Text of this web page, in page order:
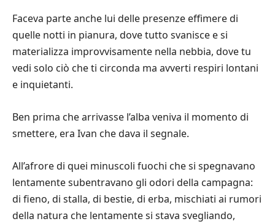
Faceva parte anche lui delle presenze effimere di
quelle notti in pianura, dove tutto svanisce e si
materializza improvvisamente nella nebbia, dove tu
vedi solo ciò che ti circonda ma avverti respiri lontani
e inquietanti.
Ben prima che arrivasse l’alba veniva il momento di
smettere, era Ivan che dava il segnale.
All’afrore di quei minuscoli fuochi che si spegnavano
lentamente subentravano gli odori della campagna:
di fieno, di stalla, di bestie, di erba, mischiati ai rumori
della natura che lentamente si stava svegliando,